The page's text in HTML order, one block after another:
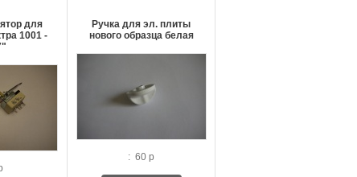
для
1001 -
Ручка для эл. плиты
нового образца белая
: 60 р